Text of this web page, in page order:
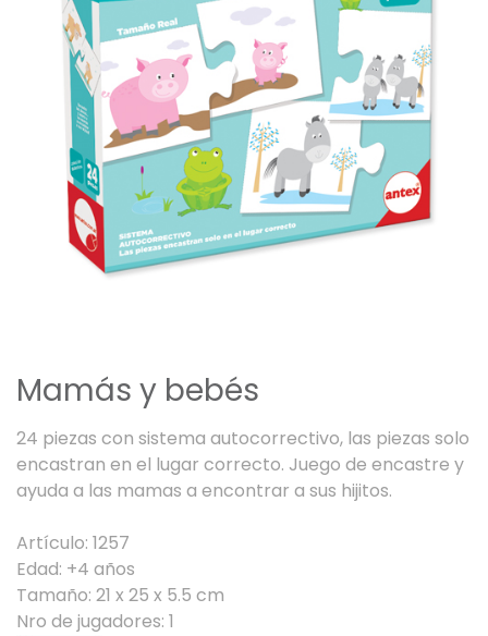
Previous
Mamás y bebés
24 piezas con sistema autocorrectivo, las piezas solo
encastran en el lugar correcto. Juego de encastre y
ayuda a las mamas a encontrar a sus hijitos.
Artículo: 1257
Edad: +4 años
Tamaño: 21 x 25 x 5.5 cm
Nro de jugadores: 1